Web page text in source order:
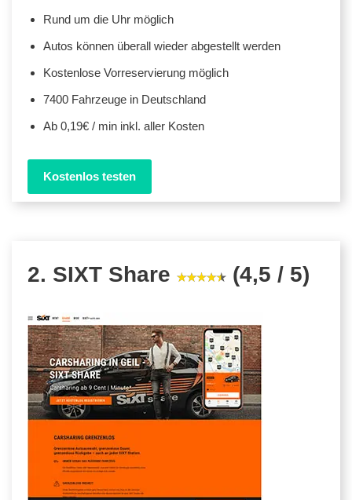
Rund um die Uhr möglich
Autos können überall wieder abgestellt werden
Kostenlose Vorreservierung möglich
7400 Fahrzeuge in Deutschland
Ab 0,19€ / min inkl. aller Kosten
Kostenlos testen
2. SIXT Share (4,5 / 5)